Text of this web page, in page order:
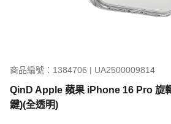
商品編號：1384706 | UA2500009814
QinD Apple 蘋果 iPhone 16 Pro 旋
鍵)(全透明)